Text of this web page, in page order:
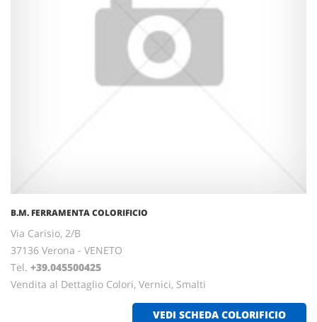
B.M. FERRAMENTA COLORIFICIO
Via Carisio, 2/B
37136 Verona - VENETO
Tel. +39.045500425
Vendita al Dettaglio Colori, Vernici, Smalti
VEDI SCHEDA COLORIFICIO